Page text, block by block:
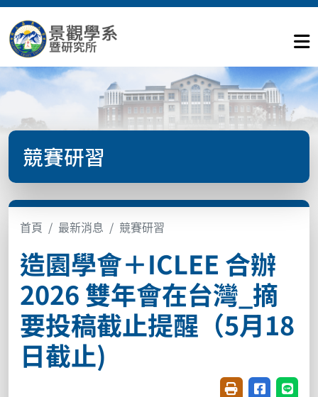
競賽研習
首頁 最新消息 競賽研習
造園學會＋ICLEE 合辦
2026 雙年會在台灣_摘
要投稿截止提醒（5月18
日截止)
友善列印(開新視
分享至臉書
分享